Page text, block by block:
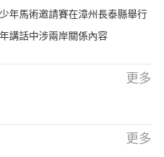
年馬術邀請賽在漳州長泰縣舉行
講話中涉兩岸關係內容
更多
更多